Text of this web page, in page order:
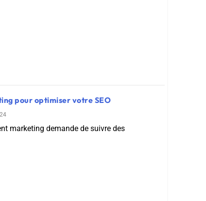
pour optimiser votre SEO
marketing demande de suivre des